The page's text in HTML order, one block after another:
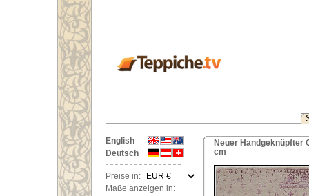
English
Deutsch
Preise in:
Maße anzeigen in:
Neuer Handgeknüpfter
cm